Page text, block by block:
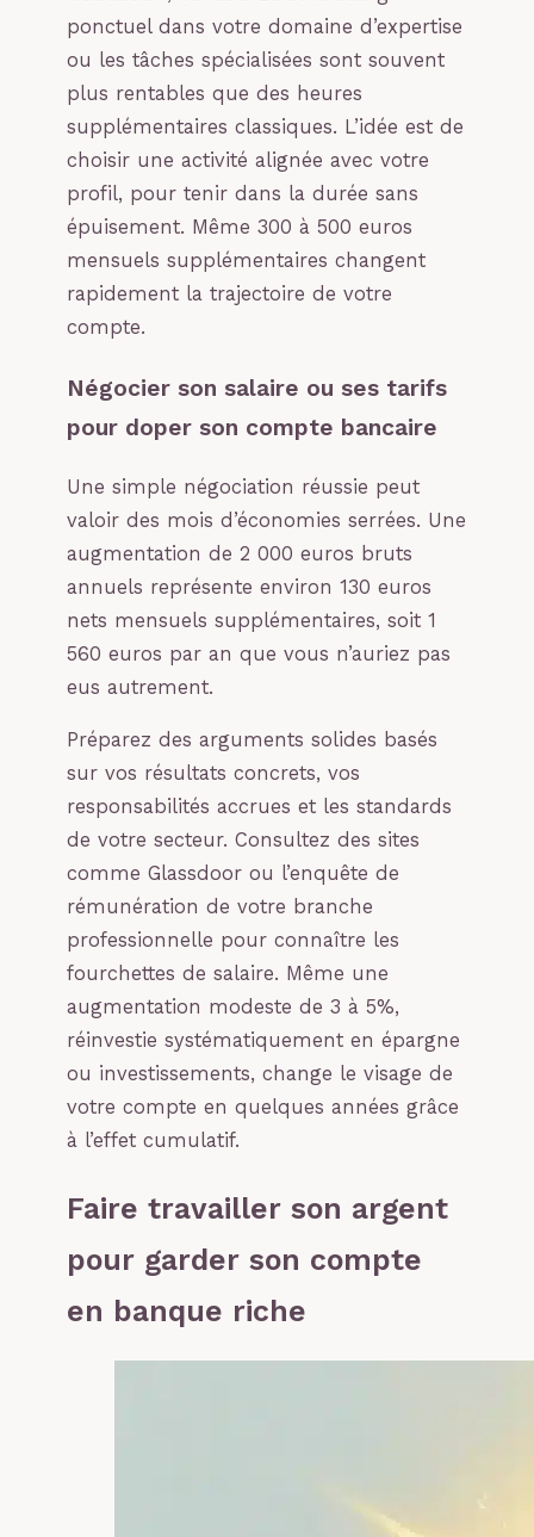
ponctuel dans votre domaine d’expertise
ou les tâches spécialisées sont souvent
plus rentables que des heures
supplémentaires classiques. L’idée est de
choisir une activité alignée avec votre
profil, pour tenir dans la durée sans
épuisement. Même 300 à 500 euros
mensuels supplémentaires changent
rapidement la trajectoire de votre
compte.
Négocier son salaire ou ses tarifs
pour doper son compte bancaire
Une simple négociation réussie peut
valoir des mois d’économies serrées. Une
augmentation de 2 000 euros bruts
annuels représente environ 130 euros
nets mensuels supplémentaires, soit 1
560 euros par an que vous n’auriez pas
eus autrement.
Préparez des arguments solides basés
sur vos résultats concrets, vos
responsabilités accrues et les standards
de votre secteur. Consultez des sites
comme Glassdoor ou l’enquête de
rémunération de votre branche
professionnelle pour connaître les
fourchettes de salaire. Même une
augmentation modeste de 3 à 5%,
réinvestie systématiquement en épargne
ou investissements, change le visage de
votre compte en quelques années grâce
à l’effet cumulatif.
Faire travailler son argent
pour garder son compte
en banque riche